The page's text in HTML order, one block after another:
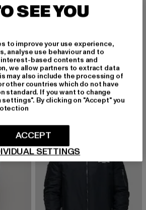
EUR 89,99 EUR
SERGIO TACCHINI
Riccia PL Track Jacket
67,99 EUR
Derzeitiger Preis: 67,99 EUR
SEE YOU
to improve your use experience,
analyse use behaviour and to
based contents and
we allow partners to extract data
may also include the processing of
other countries which do not have
standard. If you want to change
By clicking on "Accept" you
SETTINGS
ACCEPT